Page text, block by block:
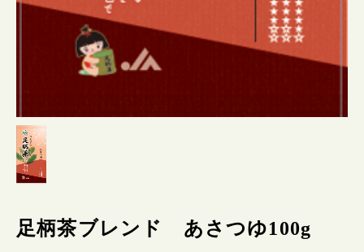
足柄茶ブレンド あさつゆ100g